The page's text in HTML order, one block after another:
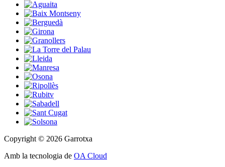
Copyright © 2026 Garrotxa
Amb la tecnologia de OA Cloud